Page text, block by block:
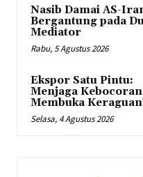
Nasib Damai AS-
Bergantung pada
Mediator
Rabu, 5 Agustus 2026
Ekspor Satu Pintu:
Menjaga
Membuka
Selasa, 4 Agustus 2026